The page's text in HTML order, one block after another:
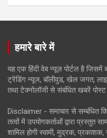
हमारे बारे में
यह एक हिंदी वेब न्यूज़ पोर्टल है
ट्रेंडिंग न्यूज, बॉलीवुड, खेल जगत,
तथा टेक्नोलॉजी से संबंधित खबरें पोस्ट
Disclaimer - समाचार से सम्बंधित
तत्वों में उपयोगकर्ताओं द्वारा प्रस्तुत
शामिल होगी स्वामी, मुद्रक,